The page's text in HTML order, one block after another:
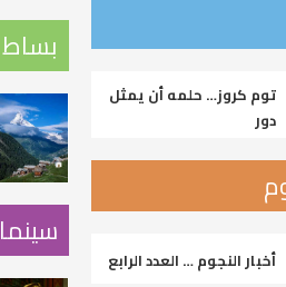
بساط
توم كروز… حلمه أن يمثل
دور
أخبار النجوم … العدد الرابع